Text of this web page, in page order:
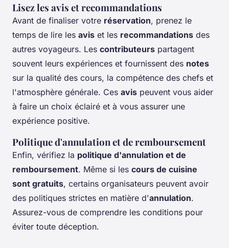
Lisez les avis et recommandations
Avant de finaliser votre réservation, prenez le
temps de lire les avis et les recommandations des
autres voyageurs. Les contributeurs partagent
souvent leurs expériences et fournissent des notes
sur la qualité des cours, la compétence des chefs et
l'atmosphère générale. Ces avis peuvent vous aider
à faire un choix éclairé et à vous assurer une
expérience positive.
Politique d'annulation et de remboursement
Enfin, vérifiez la politique d'annulation et de
remboursement. Même si les cours de cuisine
sont gratuits, certains organisateurs peuvent avoir
des politiques strictes en matière d'annulation.
Assurez-vous de comprendre les conditions pour
éviter toute déception.